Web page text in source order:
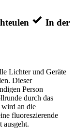
In der
Lichter und Geräte
Dieser
Person
durch das
wird an die
fluoreszierende
ausgeht.